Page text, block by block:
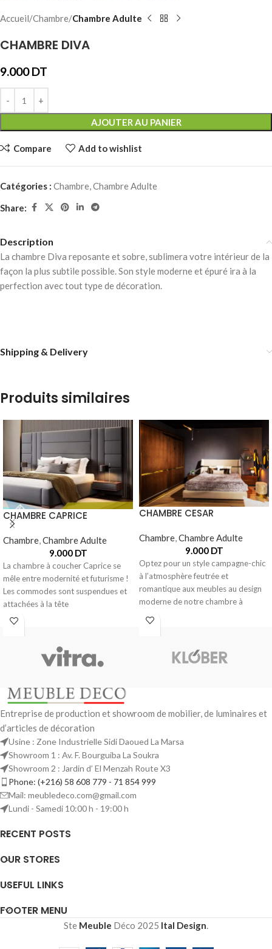
Accueil Chambre Chambre Adulte
CHAMBRE DIVA
9.000DT
AJOUTER AU PANIER
Compare Add to wishlist
Catégories : Chambre,Chambre Adulte
Share:
Description
La chambre Diva reposante et sobre, sublimera votre intérieur de la
façon la plus subtile possible. Son style moderne et épuré ira à la
perfection avec tout type de décoration.
Shipping & Delivery
Produits similaires
CHAMBRE CAPRICE
Chambre,Chambre Adulte
9.000 DT
La chambre à coucher Caprice se
mêle entre modernité et futurisme !
Les commodes sont suspendues et
attachées à la tête
CHAMBRE CESAR
Chambre,Chambre Adulte
9.000 DT
Optez pour un style campagne-chic
à l’atmosphère feutrée et
romantique aux meubles au design
moderne de notre chambre à
Entreprise de production et showroom de mobilier, de luminaires et
d’articles de décoration
Usine : Zone Industrielle Sidi Daoued La Marsa
Showroom 1 : Av. F. Bourguiba La Soukra
Showroom 2 : Jardin d’ El Menzah Route X3
Phone: (+216) 58 608 779 - 71 854 999
Mail: meubledeco.com@gmail.com
Lundi - Samedi 10:00 h - 19:00 h
RECENT POSTS
OUR STORES
USEFUL LINKS
FOOTER MENU
Ste Meuble Déco 2025 Ital Design.